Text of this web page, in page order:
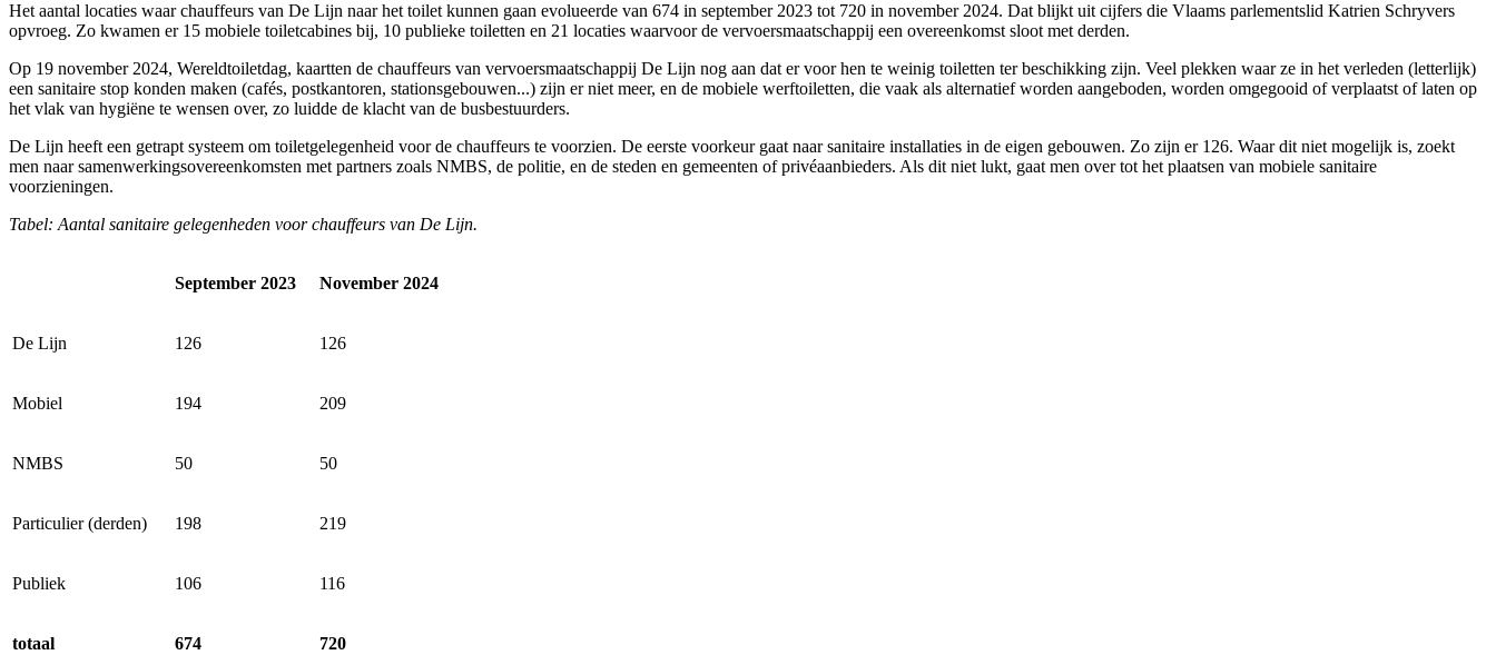
Het aantal locaties waar chauffeurs van De Lijn naar het toilet kunnen gaan evolueerde van 674 in september 2023 tot 720 in november 2024. Dat blijkt uit cijfers die Vlaams parlementslid Katrien Schryvers
opvroeg. Zo kwamen er 15 mobiele toiletcabines bij, 10 publieke toiletten en 21 locaties waarvoor de vervoersmaatschappij een overeenkomst sloot met derden.
Op 19 november 2024, Wereldtoiletdag, kaartten de chauffeurs van vervoersmaatschappij De Lijn nog aan dat er voor hen te weinig toiletten ter beschikking zijn. Veel plekken waar ze in het verleden (letterlijk)
een sanitaire stop konden maken (cafés, postkantoren, stationsgebouwen...) zijn er niet meer, en de mobiele werftoiletten, die vaak als alternatief worden aangeboden, worden omgegooid of verplaatst of laten op
het vlak van hygiëne te wensen over, zo luidde de klacht van de busbestuurders.
De Lijn heeft een getrapt systeem om toiletgelegenheid voor de chauffeurs te voorzien. De eerste voorkeur gaat naar sanitaire installaties in de eigen gebouwen. Zo zijn er 126. Waar dit niet mogelijk is, zoekt
men naar samenwerkingsovereenkomsten met partners zoals NMBS, de politie, en de steden en gemeenten of privéaanbieders. Als dit niet lukt, gaat men over tot het plaatsen van mobiele sanitaire
voorzieningen.
Tabel: Aantal sanitaire gelegenheden voor chauffeurs van De Lijn.
September 2023 November 2024
De Lijn 126 126
Mobiel 194 209
NMBS 50 50
Particulier (derden) 198 219
Publiek 106 116
totaal 674 720